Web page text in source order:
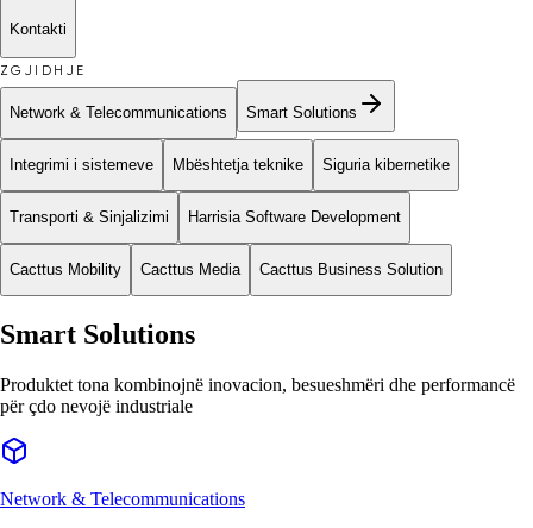
Kontakti
ZGJIDHJE
Network & Telecommunications Smart Solutions
Integrimi i sistemeve Mbështetja teknike Siguria kibernetike
Transporti & Sinjalizimi Harrisia Software Development
Cacttus Mobility Cacttus Media Cacttus Business Solution
Smart Solutions
Produktet tona kombinojnë inovacion, besueshmëri dhe performancë
për çdo nevojë industriale
Network & Telecommunications